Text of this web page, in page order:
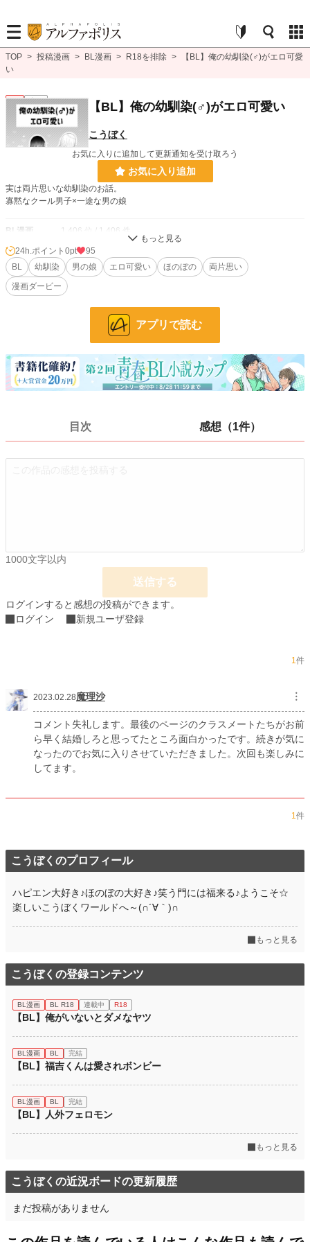
TOP > 投稿漫画 > BL漫画 > R18を排除 >
【BL】俺の幼馴染(♂)がエロ可愛
い
BL 完結 【BL】俺の幼馴染(♂)がエロ可愛い
こうぼく
お気に入りに追加して更新通知を受け取ろう
お気に入り追加
実は両片思いな幼馴染のお話。
寡黙なクール男子×一途な男の娘
BL漫画 1,406 位 / 1,406 件
BL 1,080 位 / 1,080 件
お気に入り 104
更新日時 2023.02.17 16:39
初回公開日時 2023.02.17 16:39
322 pt (207 位)
24h.ポイント 0pt
95
BL
幼馴染 男の娘 エロ可愛い ほのぼの
両片思い
漫画ダービー
アプリで読む
目次 感想（1件）
1000文字以内
送信する
ログインすると感想の投稿ができます。
ログイン
新規ユーザ登録
1件
2023.02.28魔理沙 ︙
コメント失礼します。最後のページのクラスメートたちがお前
ら早く結婚しろと思ってたところ面白かったです。続きが気に
なったのでお気に入りさせていただきました。次回も楽しみに
してます。
1件
こうぼくのプロフィール
ハピエン大好き♪ほのぼの大好き♪笑う門には福来る♪ようこそ☆
楽しいこうぼくワールドへ～(∩´∀｀)∩
もっと見る
こうぼくの登録コンテンツ
BL漫画 BL R18 連載中 R18
【BL】俺がいないとダメなヤツ
BL漫画 BL 完結
【BL】福吉くんは愛されボンビー
BL漫画 BL 完結
【BL】人外フェロモン
もっと見る
こうぼくの近況ボードの更新履歴
まだ投稿がありません